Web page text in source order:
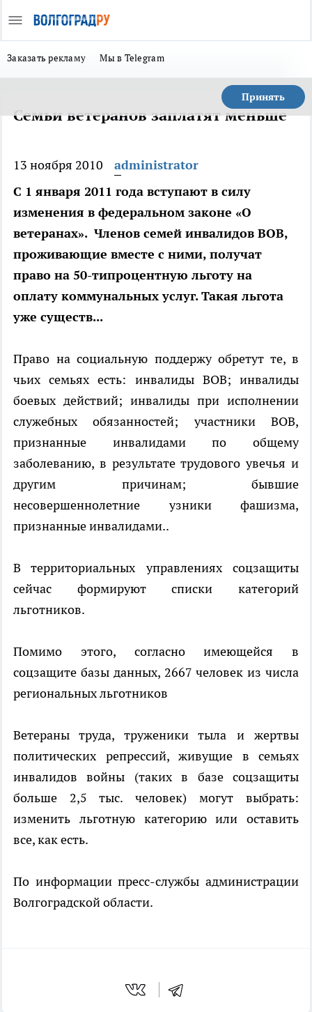
Заказать рекламу Мы в Telegram
Принять
Семьи ветеранов заплатят меньше
13 ноября 2010
administrator
С 1 января 2011 года вступают в силу
изменения в федеральном законе «О
ветеранах». Членов семей инвалидов ВОВ,
проживающие вместе с ними, получат
право на 50-типроцентную льготу на
оплату коммунальных услуг. Такая льгота
уже существ...
Право на социальную поддержу обретут те, в
чьих семьях есть: инвалиды ВОВ; инвалиды
боевых действий; инвалиды при исполнении
служебных обязанностей; участники ВОВ,
признанные инвалидами по общему
заболеванию, в результате трудового увечья и
другим причинам; бывшие
несовершеннолетние узники фашизма,
признанные инвалидами..
В территориальных управлениях соцзащиты
сейчас формируют списки категорий
льготников.
Помимо этого, согласно имеющейся в
соцзащите базы данных, 2667 человек из числа
региональных льготников
Ветераны труда, труженики тыла и жертвы
политических репрессий, живущие в семьях
инвалидов войны (таких в базе соцзащиты
больше 2,5 тыс. человек) могут выбрать:
изменить льготную категорию или оставить
все, как есть.
По информации пресс-службы администрации
Волгоградской области.